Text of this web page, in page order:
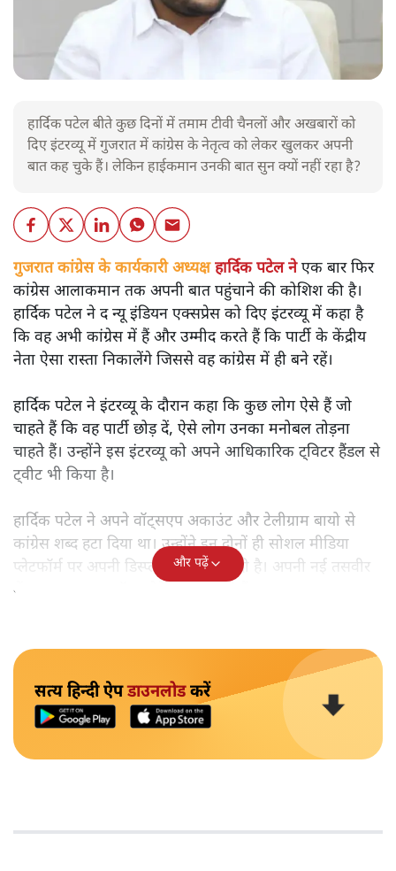
हार्दिक पटेल बीते कुछ दिनों में तमाम टीवी चैनलों और अखबारों को
दिए इंटरव्यू में गुजरात में कांग्रेस के नेतृत्व को लेकर खुलकर अपनी
बात कह चुके हैं। लेकिन हाईकमान उनकी बात सुन क्यों नहीं रहा है?
गुजरात कांग्रेस के कार्यकारी अध्यक्ष हार्दिक पटेल नेएक बार फिर
कांग्रेस आलाकमान तक अपनी बात पहुंचाने की कोशिश की है।
हार्दिक पटेल ने द न्यू इंडियन एक्सप्रेस को दिए इंटरव्यू में कहा है
कि वह अभी कांग्रेस में हैं और उम्मीद करते हैं कि पार्टी के केंद्रीय
नेता ऐसा रास्ता निकालेंगे जिससे वह कांग्रेस में ही बने रहें।
हार्दिक पटेल ने इंटरव्यू के दौरान कहा कि कुछ लोग ऐसे हैं जो
चाहते हैं कि वह पार्टी छोड़ दें, ऐसे लोग उनका मनोबल तोड़ना
चाहते हैं। उन्होंने इस इंटरव्यू को अपने आधिकारिक ट्विटर हैंडल से
ट्वीट भी किया है।
हार्दिक पटेल ने अपने वॉट्सएप अकाउंट और टेलीग्राम बायो से
कांग्रेस शब्द हटा दिया था। उन्होंने इन दोनों ही सोशल मीडिया
प्लेटफॉर्म पर अपनी डिस्प्ले पिक्चर बदल दी है। अपनी नई तसवीर
में वह एक भगवा शॉल ओढ़े नजर आ रहे हैं।
और पढ़ें
सत्य हिन्दी ऐपडाउनलोडकरें